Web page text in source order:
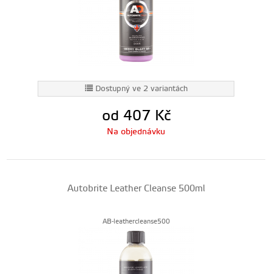
Dostupný ve 2 variantách
od 407 Kč
Na objednávku
Autobrite Leather Cleanse 500ml
AB-leathercleanse500